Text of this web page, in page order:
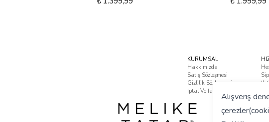
Alışveriş
KURUMSAL
Hakkımızda
Satış Sözleşmesi
Gizlilik Sözleşmesi
İptal Ve İade Koşulları